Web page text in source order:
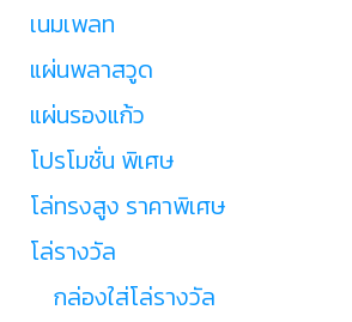
เนมเพลท
แผ่นพลาสวูด
แผ่นรองแก้ว
โปรโมชั่น พิเศษ
โล่ทรงสูง ราคาพิเศษ
โล่รางวัล
กล่องใส่โล่รางวัล